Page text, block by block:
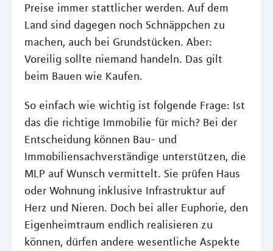
Preise immer stattlicher werden. Auf dem
Land sind dagegen noch Schnäppchen zu
machen, auch bei Grundstücken. Aber:
Voreilig sollte niemand handeln. Das gilt
beim Bauen wie Kaufen.
So einfach wie wichtig ist folgende Frage: Ist
das die richtige Immobilie für mich? Bei der
Entscheidung können Bau- und
Immobiliensachverständige unterstützen, die
MLP auf Wunsch vermittelt. Sie prüfen Haus
oder Wohnung inklusive Infrastruktur auf
Herz und Nieren. Doch bei aller Euphorie, den
Eigenheimtraum endlich realisieren zu
können, dürfen andere wesentliche Aspekte